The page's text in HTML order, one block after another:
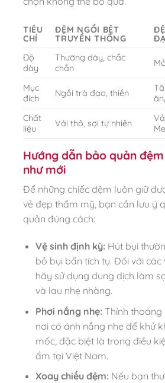
TIÊU
CHÍ
ĐỆM NGỒI BỆT
TRUYỀN THỐNG
Độ
dày
Thường dày, chắc
chắn
Mục
đích
Ngồi trà đạo, thiền
Chất
liệu
Vải thô, sợi tự nhiên
Hướng dẫn bảo quản
như mới
Để những chiếc đệm luôn giữ
vẻ đẹp thẩm mỹ, bạn cần lưu ý
quản đúng cách:
Vệ sinh định kỳ:Hút bụi
bỏ bụi bẩn tích tụ. Đối với
hãy sử dụng dung dịch làm
và lau nhẹ nhàng.
Phơi nắng nhẹ:Thỉnh thoảng
nơi có ánh nắng nhẹ để khử
mốc, đặc biệt là trong điều
ẩm tại Việt Nam.
Xoay chiều đệm:Nếu bạn